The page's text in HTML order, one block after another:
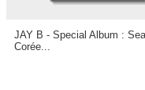
JAY B - Special Album :
Corée...